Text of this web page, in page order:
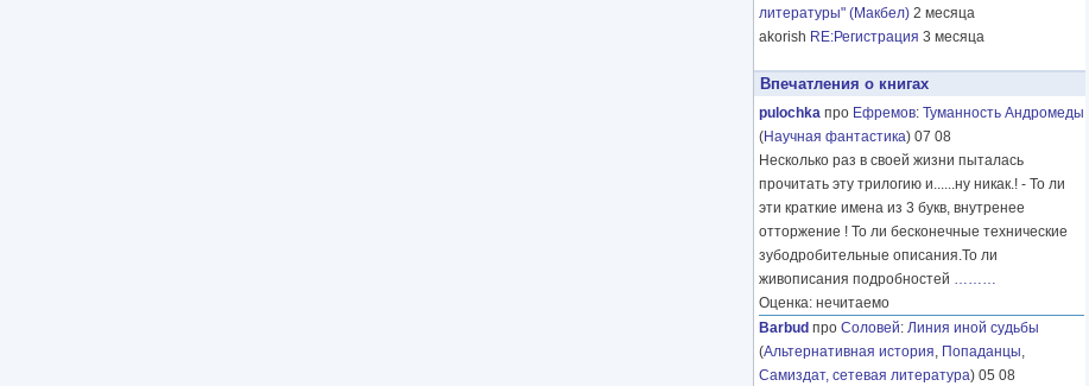
литературы" (Макбел) 2 месяца
akorish RE:Регистрация 3 месяца
Впечатления о книгах
pulochka про Ефремов: Туманность Андромеды
(Научная фантастика) 07 08
Несколько раз в своей жизни пыталась
прочитать эту трилогию и......ну никак.! - То ли
эти краткие имена из 3 букв, внутренее
отторжение ! То ли бесконечные технические
зубодробительные описания.То ли
живописания подробностей ………
Оценка: нечитаемо
Barbud про Соловей: Линия иной судьбы
(Альтернативная история, Попаданцы,
Самиздат, сетевая литература) 05 08